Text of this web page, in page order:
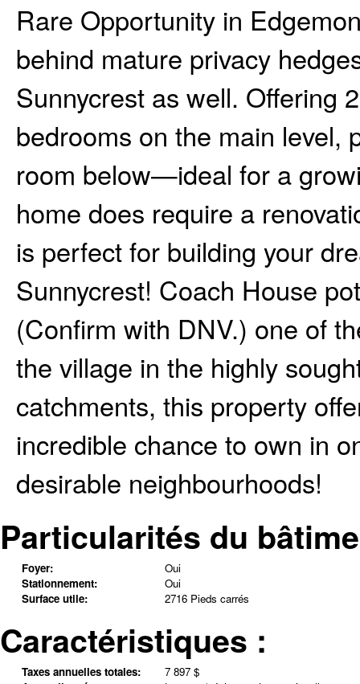
Rare Opportunity in
behind mature privacy
Sunnycrest as well. Offering
bedrooms on the main level,
room below—ideal for a
home does require a
is perfect for building your
Sunnycrest! Coach House
(Confirm with DNV.) one of
the village in the highly
catchments, this property
incredible chance to own in
desirable neighbourhoods!
Particularités du
Foyer:
Oui
Stationnement:
Oui
Surface utile:
2716 Pieds carrés
Caractéristiques :
Taxes annuelles totales:
7 897 $